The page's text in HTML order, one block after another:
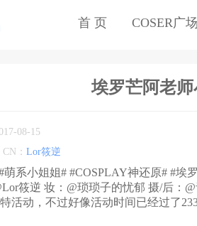
首 页 COSER广
埃罗芒阿老
08-15
CN： Lor筱逆
#萌系小姐姐# #COSPLAY神还原# #
筱逆 妆：@琐琐子的忧郁 摄/后：
活动，不过好像活动时间已经过了